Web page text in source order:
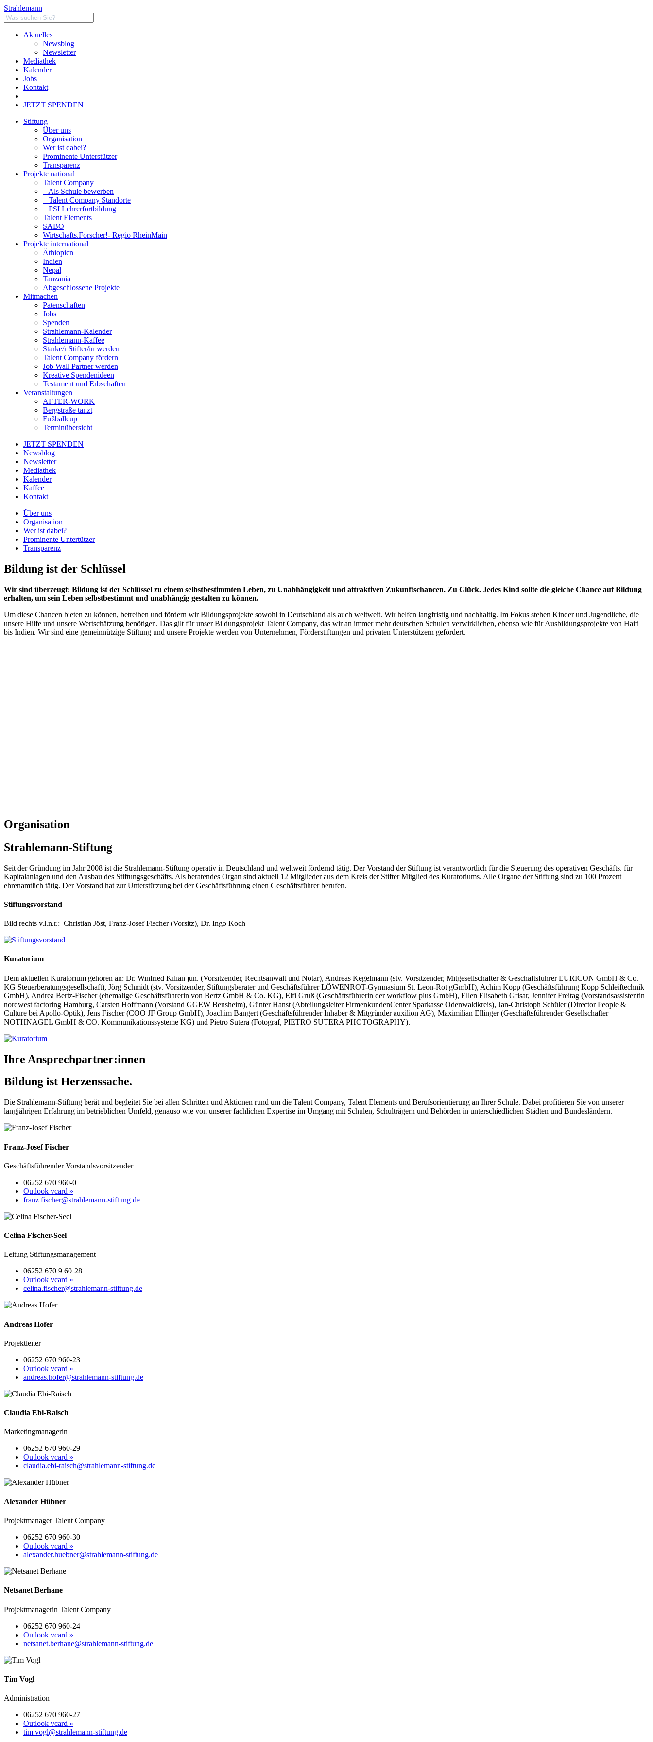
Strahlemann
Aktuelles
Newsblog
Newsletter
Mediathek
Kalender
Jobs
Kontakt
JETZT SPENDEN
Stiftung
Über uns
Organisation
Wer ist dabei?
Prominente Unterstützer
Transparenz
Projekte national
Talent Company
Als Schule bewerben
Talent Company Standorte
PSI Lehrerfortbildung
Talent Elements
SABO
Wirtschafts.Forscher!- Regio RheinMain
Projekte international
Äthiopien
Indien
Nepal
Tanzania
Abgeschlossene Projekte
Mitmachen
Patenschaften
Jobs
Spenden
Strahlemann-Kalender
Strahlemann-Kaffee
Starke/r Stifter/in werden
Talent Company fördern
Job Wall Partner werden
Kreative Spendenideen
Testament und Erbschaften
Veranstaltungen
AFTER-WORK
Bergstraße tanzt
Fußballcup
Terminübersicht
JETZT SPENDEN
Newsblog
Newsletter
Mediathek
Kalender
Kaffee
Kontakt
Über uns
Organisation
Wer ist dabei?
Prominente Untertützer
Transparenz
Bildung ist der Schlüssel
Wir sind überzeugt: Bildung ist der Schlüssel zu einem selbstbestimmten Leben, zu Unabhängigkeit und attraktiven Zukunftschancen. Zu Glück. Jedes Kind sollte die gleiche Chance auf Bildung
erhalten, um sein Leben selbstbestimmt und unabhängig gestalten zu können.
Um diese Chancen bieten zu können, betreiben und fördern wir Bildungsprojekte sowohl in Deutschland als auch weltweit. Wir helfen langfristig und nachhaltig. Im Fokus stehen Kinder und Jugendliche, die
unsere Hilfe und unsere Wertschätzung benötigen. Das gilt für unser Bildungsprojekt Talent Company, das wir an immer mehr deutschen Schulen verwirklichen, ebenso wie für Ausbildungsprojekte von Haiti
bis Indien. Wir sind eine gemeinnützige Stiftung und unsere Projekte werden von Unternehmen, Förderstiftungen und privaten Unterstützern gefördert.
Organisation
Strahlemann-Stiftung
Seit der Gründung im Jahr 2008 ist die Strahlemann-Stiftung operativ in Deutschland und weltweit fördernd tätig. Der Vorstand der Stiftung ist verantwortlich für die Steuerung des operativen Geschäfts, für
Kapitalanlagen und den Ausbau des Stiftungsgeschäfts. Als beratendes Organ sind aktuell 12 Mitglieder aus dem Kreis der Stifter Mitglied des Kuratoriums. Alle Organe der Stiftung sind zu 100 Prozent
ehrenamtlich tätig. Der Vorstand hat zur Unterstützung bei der Geschäftsführung einen Geschäftsführer berufen.
Stiftungsvorstand
Bild rechts v.l.n.r.: Christian Jöst, Franz-Josef Fischer (Vorsitz), Dr. Ingo Koch
Kuratorium
Dem aktuellen Kuratorium gehören an: Dr. Winfried Kilian jun. (Vorsitzender, Rechtsanwalt und Notar), Andreas Kegelmann (stv. Vorsitzender, Mitgesellschafter & Geschäftsführer EURICON GmbH & Co.
KG Steuerberatungsgesellschaft), Jörg Schmidt (stv. Vorsitzender, Stiftungsberater und Geschäftsführer LÖWENROT-Gymnasium St. Leon-Rot gGmbH), Achim Kopp (Geschäftsführung Kopp Schleiftechnik
GmbH), Andrea Bertz-Fischer (ehemalige Geschäftsführerin von Bertz GmbH & Co. KG), Elfi Gruß (Geschäftsführerin der workflow plus GmbH), Ellen Elisabeth Grisar, Jennifer Freitag (Vorstandsassistentin
nordwest factoring Hamburg, Carsten Hoffmann (Vorstand GGEW Bensheim), Günter Hanst (Abteilungsleiter FirmenkundenCenter Sparkasse Odenwaldkreis), Jan-Christoph Schüler (Director People &
Culture bei Apollo-Optik), Jens Fischer (COO JF Group GmbH), Joachim Bangert (Geschäftsführender Inhaber & Mitgründer auxilion AG), Maximilian Ellinger (Geschäftsführender Gesellschafter
NOTHNAGEL GmbH & CO. Kommunikationssysteme KG) und Pietro Sutera (Fotograf, PIETRO SUTERA PHOTOGRAPHY).
Ihre Ansprechpartner:innen
Bildung ist Herzenssache.
Die Strahlemann-Stiftung berät und begleitet Sie bei allen Schritten und Aktionen rund um die Talent Company, Talent Elements und Berufsorientierung an Ihrer Schule. Dabei profitieren Sie von unserer
langjährigen Erfahrung im betrieblichen Umfeld, genauso wie von unserer fachlichen Expertise im Umgang mit Schulen, Schulträgern und Behörden in unterschiedlichen Städten und Bundesländern.
Franz-Josef Fischer
Geschäftsführender Vorstandsvorsitzender
06252 670 960-0
Outlook vcard »
franz.fischer@strahlemann-stiftung.de
Celina Fischer-Seel
Leitung Stiftungsmanagement
06252 670 9 60-28
Outlook vcard »
celina.fischer@strahlemann-stiftung.de
Andreas Hofer
Projektleiter
06252 670 960-23
Outlook vcard »
andreas.hofer@strahlemann-stiftung.de
Claudia Ebi-Raisch
Marketingmanagerin
06252 670 960-29
Outlook vcard »
claudia.ebi-raisch@strahlemann-stiftung.de
Alexander Hübner
Projektmanager Talent Company
06252 670 960-30
Outlook vcard »
alexander.huebner@strahlemann-stiftung.de
Netsanet Berhane
Projektmanagerin Talent Company
06252 670 960-24
Outlook vcard »
netsanet.berhane@strahlemann-stiftung.de
Tim Vogl
Administration
06252 670 960-27
Outlook vcard »
tim.vogl@strahlemann-stiftung.de